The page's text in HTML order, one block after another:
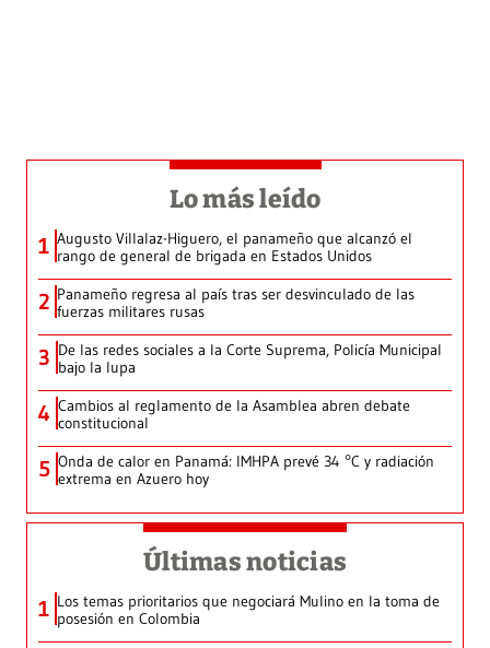
Lo más leído
1 Augusto Villalaz-Higuero, el panameño que alcanzó el
rango de general de brigada en Estados Unidos
2 Panameño regresa al país tras ser desvinculado de las
fuerzas militares rusas
3 De las redes sociales a la Corte Suprema, Policía Municipal
bajo la lupa
4 Cambios al reglamento de la Asamblea abren debate
constitucional
5 Onda de calor en Panamá: IMHPA prevé 34 °C y radiación
extrema en Azuero hoy
Últimas noticias
1 Los temas prioritarios que negociará Mulino en la toma de
posesión en Colombia